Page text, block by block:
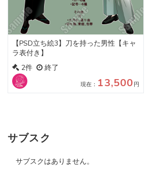
【PSD立ち絵3】刀を持った男性【キャ
ラ表付き】
2件
終了
現在： 13,500 円
サブスク
サブスクはありません。